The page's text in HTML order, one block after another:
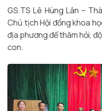
GS.TS Lê Hùng Lân –
Chủ tịch Hội đồng khoa
địa phương để thăm hỏi,
con.